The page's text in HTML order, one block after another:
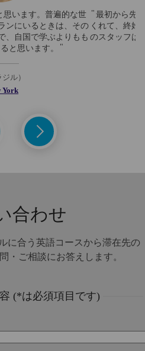
思います。普遍的な世
ンにいるときは、その
、自国で学ぶよりもも
と思います。
ル）
York
最初から先
くれて、終始
のスタッフは
合わせ
に合う英語コースから滞在先の
・ご相談にお答えします。
(*は必須項目です)